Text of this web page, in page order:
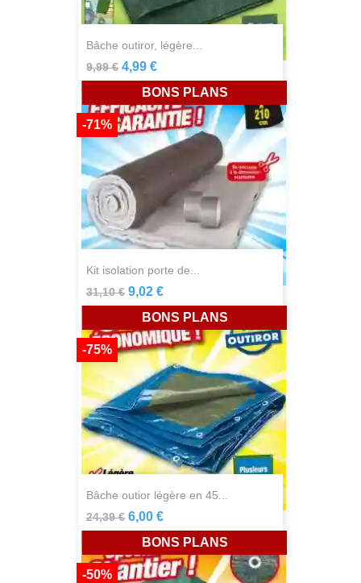
bâche outiror, légère...
9,99 € 4,99 €
kit isolation porte de...
31,10 €
-71%
9,02 €
BONS PLANS
bâche outior légère en 45...
24,39 €
-75%
6,00 €
BONS PLANS
-50%
BONS PLANS